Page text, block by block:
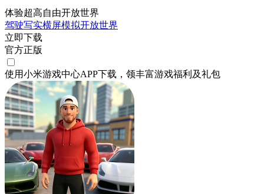
体验超高自由开放世界
驾驶写实横屏模拟开放世界
立即下载
官方正版
使用小米游戏中心APP下载 ，领丰富游戏福利 及礼包